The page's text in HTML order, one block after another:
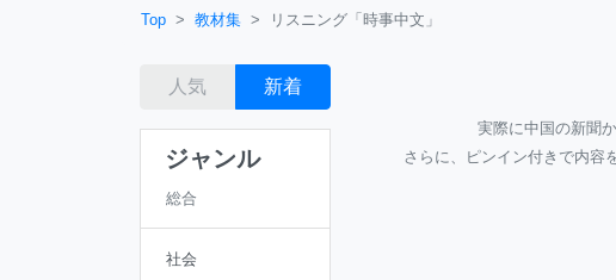
Top 教材集 リスニング「時事中文」
人気 新着
ジャンル
総合
社会
実際に中国の新聞
さらに、ピンイン付きで内容